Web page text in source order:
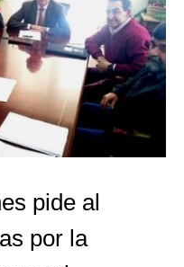
pide al
por la